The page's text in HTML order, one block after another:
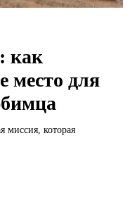
как
место для
миссия, которая